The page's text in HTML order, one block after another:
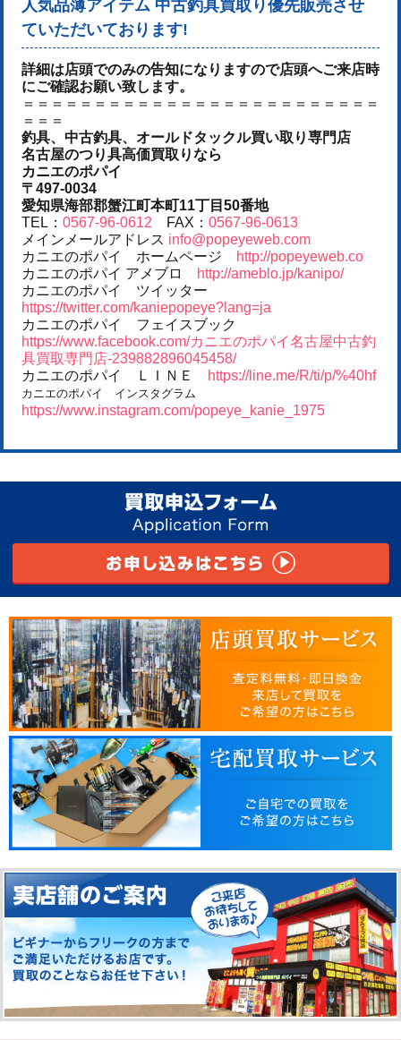
人気品薄アイテム 中古釣具買取り優先販売させ
ていただいております!
詳細は店頭でのみの告知になりますので店頭へご来店時
にご確認お願い致します。
＝＝＝＝＝＝＝＝＝＝＝＝＝＝＝＝＝＝＝＝＝＝＝＝＝
＝＝＝
釣具、中古釣具、オールドタックル買い取り専門店
名古屋のつり具高価買取りなら
カニエのポパイ
〒497-0034
愛知県海部郡蟹江町本町11丁目50番地
TEL： 0567-96-0612 FAX： 0567-96-0613
メインメールアドレス info@popeyeweb.com
カニエのポパイ ホームページ
http://popeyeweb.co
カニエのポパイ アメブロ
http://ameblo.jp/kanipo/
カニエのポパイ ツイッター
https://twitter.com/kaniepopeye?lang=ja
カニエのポパイ フェイスブック
https://www.facebook.com/カニエのポパイ名古屋中古釣
具買取専門店-239882896045458/
カニエのポパイ ＬＩＮＥ
https://line.me/R/ti/p/%40hf
カニエのポパイ インスタグラム
https://www.instagram.com/popeye_kanie_1975